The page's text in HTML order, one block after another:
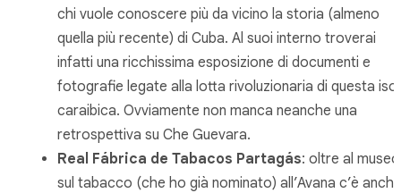
chi vuole conoscere più da vicino la storia (almeno
quella più recente) di Cuba. Al suoi interno troverai
infatti una ricchissima esposizione di documenti e
fotografie legate alla lotta rivoluzionaria di questa
caraibica. Ovviamente non manca neanche una
retrospettiva su Che Guevara.
Real Fábrica de Tabacos Partagás: oltre al museo
sul tabacco (che ho già nominato) all’Avana c’è anche